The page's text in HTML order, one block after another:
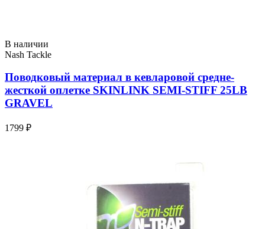
В наличии
Nash Tackle
Поводковый материал в кевларовой средне-
жесткой оплетке SKINLINK SEMI-STIFF 25LB
GRAVEL
1799 ₽